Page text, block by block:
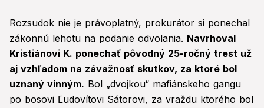
Rozsudok nie je právoplatný, prokurátor si ponechal
zákonnú lehotu na podanie odvolania. Navrhoval
Kristiánovi K. ponechať pôvodný 25-ročný trest už
aj vzhľadom na závažnosť skutkov, za ktoré bol
uznaný vinným. Bol „dvojkou“ mafiánskeho gangu
po bosovi Ľudovítovi Sátorovi, za vraždu ktorého bol